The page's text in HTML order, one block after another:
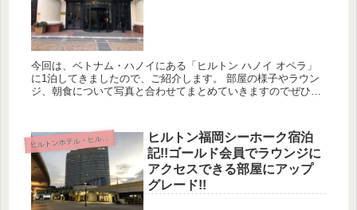
今回は、ベトナム・ハノイにある「ヒルトン ハノイ オペラ」
に1泊してきましたので、ご紹介します。 部屋の様子やラウン
ジ、朝食について写真と合わせてまとめていきますのでぜひ最
ヒルトンホテル・ヒルトンオナーズ
ヒルトン福岡シーホーク宿泊
記!!ゴールド会員でラウンジに
アクセスできる部屋にアップ
グレード!!